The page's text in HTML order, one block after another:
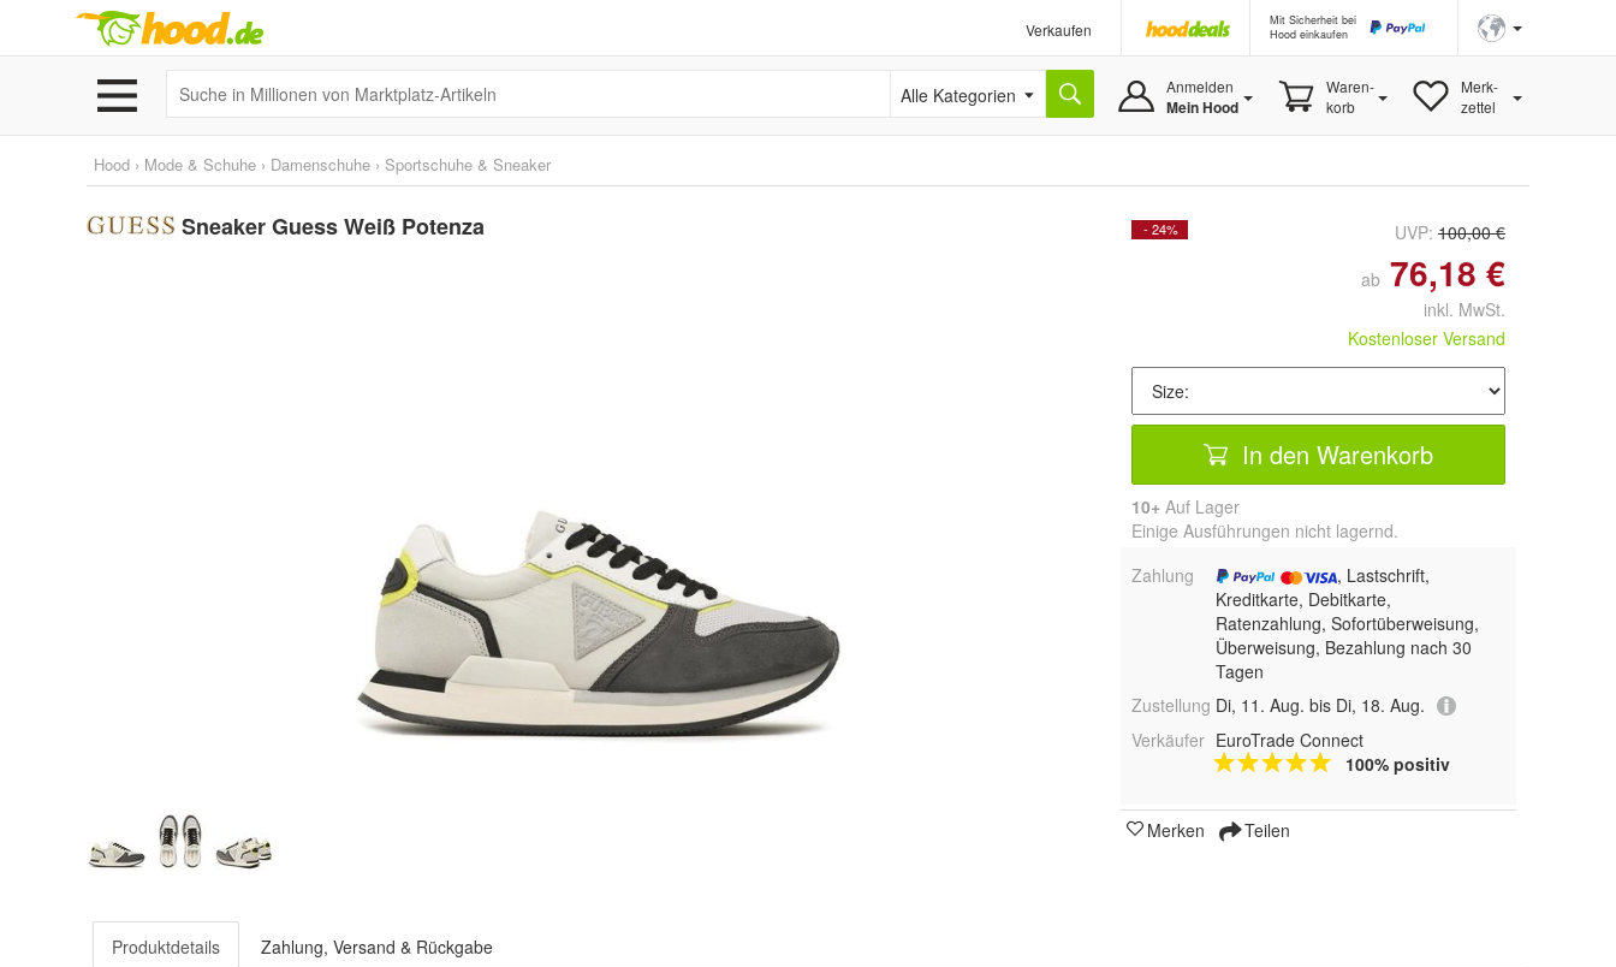
Verkaufen
Mit Sicherheit bei
Hood einkaufen
Alle Kategorien Anmelden
Mein Hood
Waren-
korb
Merk-
zettel
Hood › Mode & Schuhe › Damenschuhe › Sportschuhe & Sneaker
Sneaker Guess Weiß Potenza - 24% UVP: 100,00 €
ab 76,18 €
inkl. MwSt.
Kostenloser Versand
In den Warenkorb
10+ Auf Lager
Einige Ausführungen nicht lagernd.
Zahlung
, Lastschrift,
Kreditkarte, Debitkarte,
Ratenzahlung, Sofortüberweisung,
Überweisung, Bezahlung nach 30
Tagen
Zustellung Di, 11. Aug. bis Di, 18. Aug.
Verkäufer EuroTrade Connect
100% positiv
Merken Teilen
Produktdetails Zahlung, Versand & Rückgabe